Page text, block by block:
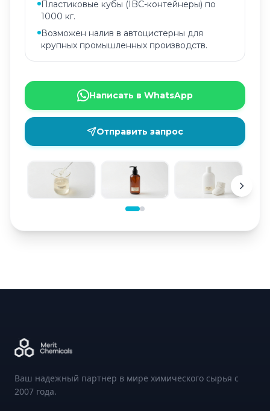
Пластиковые кубы (IBC-контейнеры) по
1000 кг.
Возможен налив в автоцистерны для
крупных промышленных производств.
Написать в WhatsApp
Отправить запрос
Ваш надежный партнер в мире химического сырья с
2007 года.